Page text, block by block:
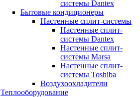
системы Dantex
Бытовые кондиционеры
Настенные сплит-системы
Настенные сплит-
системы Dantex
Настенные сплит-
системы Marsa
Настенные сплит-
системы Toshiba
Воздухоохладители
Теплооборудование